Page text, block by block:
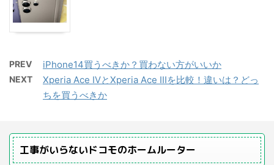
PREV iPhone14買うべきか？買わない方がいいか
NEXT
Xperia Ace ⅣとXperia Ace IIIを比較！違いは？どっ
ちを買うべきか
工事がいらないドコモのホームルーター